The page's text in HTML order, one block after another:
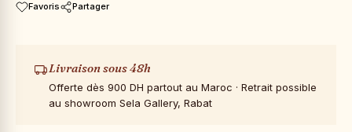
Favoris Partager
Livraison sous 48h
Offerte dès 900 DH partout au Maroc · Retrait possible
au showroom Sela Gallery, Rabat